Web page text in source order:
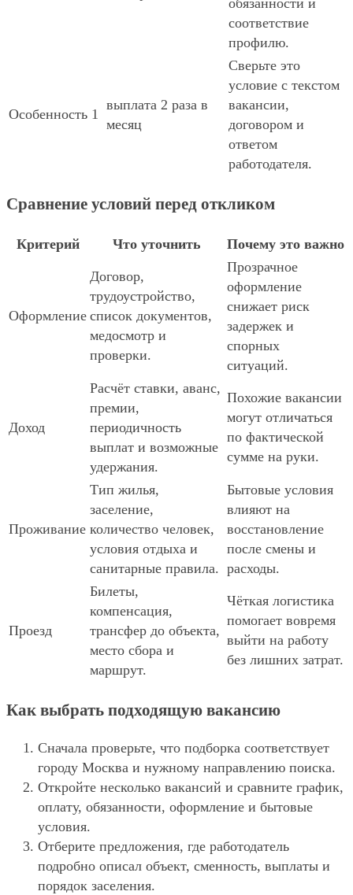
обязанности и
соответствие
профилю.
Особенность 1
выплата 2 раза в
месяц
Сверьте это
условие с текстом
вакансии,
договором и
ответом
работодателя.
Сравнение условий перед откликом
Критерий Что уточнить Почему это важно
Оформление
Договор,
трудоустройство,
список документов,
медосмотр и
проверки.
Прозрачное
оформление
снижает риск
задержек и
спорных
ситуаций.
Доход
Расчёт ставки, аванс,
премии,
периодичность
выплат и возможные
удержания.
Похожие вакансии
могут отличаться
по фактической
сумме на руки.
Проживание
Тип жилья,
заселение,
количество человек,
условия отдыха и
санитарные правила.
Бытовые условия
влияют на
восстановление
после смены и
расходы.
Проезд
Билеты,
компенсация,
трансфер до объекта,
место сбора и
маршрут.
Чёткая логистика
помогает вовремя
выйти на работу
без лишних затрат.
Как выбрать подходящую вакансию
Сначала проверьте, что подборка соответствует
городу Москва и нужному направлению поиска.
Откройте несколько вакансий и сравните график,
оплату, обязанности, оформление и бытовые
условия.
Отберите предложения, где работодатель
подробно описал объект, сменность, выплаты и
порядок заселения.